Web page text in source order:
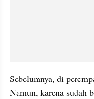
Sebelumnya, di
Namun, karena sudah